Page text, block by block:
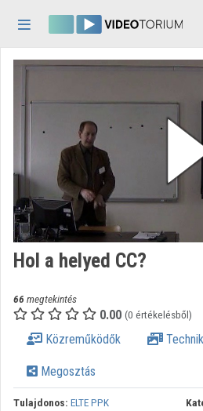
Kezdőlap
Bejelentkezés
Felfedezés
Kategóriák
Lejátszási listák
Intézmények
Közreműködők
Megjelenés:
Hol a helyed CC?
66 megtekintés
0.00 (0 értékelésből)
Közreműködők
Megosztás
Tulajdonos: ELTE PPK